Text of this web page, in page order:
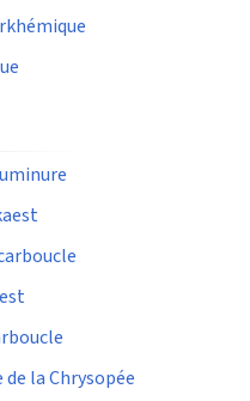
la Chrysopée